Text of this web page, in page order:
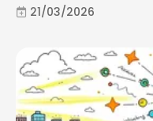
21/03/2026